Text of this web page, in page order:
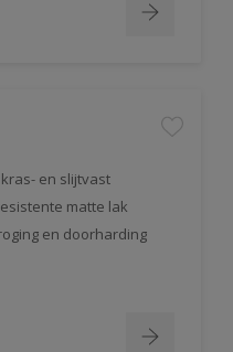
en slijtvast
matte lak
en doorharding